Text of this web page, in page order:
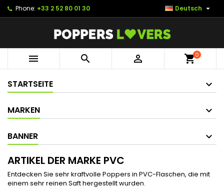
Phone: +33 2 52 80 01 30 Deutsch 
   shopping_cart0
STARTSEITE
MARKEN
BANNER
ARTIKEL DER MARKE PVC
Entdecken Sie sehr kraftvolle Poppers in PVC-Flaschen, die mit
einem sehr reinen Saft hergestellt wurden.